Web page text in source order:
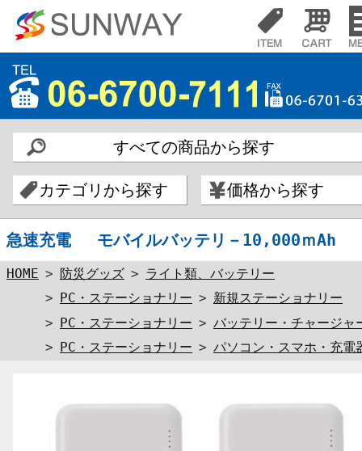
すべての商品から探す
カテゴリから探す 価格から探す
急速充電 モバイルバッテリ－10,000ｍAh
HOME > 防災グッズ > ライト類、バッテリー
>
PC・ステーショナリー > 新規ステーショナリー
> PC・ステーショナリー > バッテリー・チャージャ
>
PC・ステーショナリー > パソコン・スマホ・充電